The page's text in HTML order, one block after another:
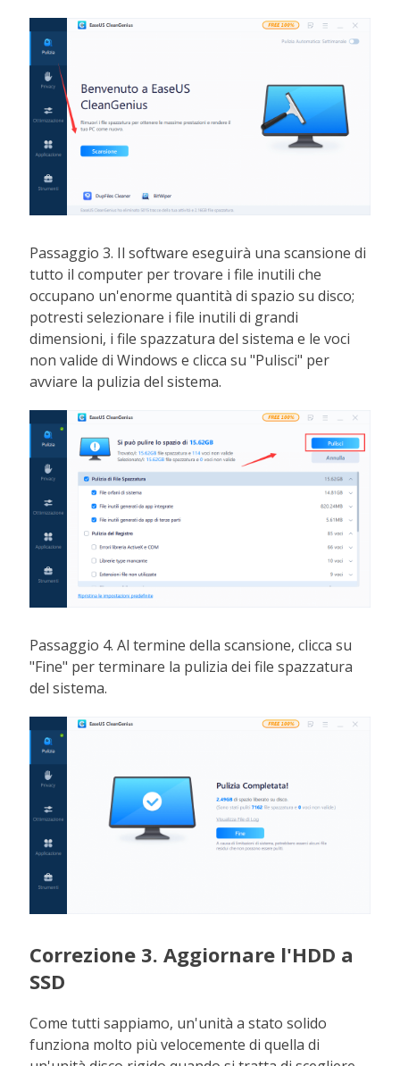
Passaggio 3. Il software eseguirà una scansione di
tutto il computer per trovare i file inutili che
occupano un'enorme quantità di spazio su disco;
potresti selezionare i file inutili di grandi
dimensioni, i file spazzatura del sistema e le voci
non valide di Windows e clicca su "Pulisci" per
avviare la pulizia del sistema.
Passaggio 4. Al termine della scansione, clicca su
"Fine" per terminare la pulizia dei file spazzatura
del sistema.
Correzione 3. Aggiornare l'HDD a
SSD
Come tutti sappiamo, un'unità a stato solido
funziona molto più velocemente di quella di